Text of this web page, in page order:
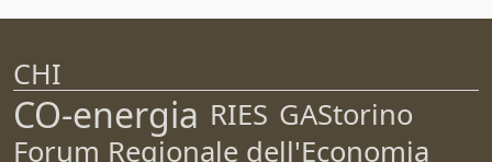
CHI
CO-energia RIES GAStorino
Forum Regionale dell'Economia